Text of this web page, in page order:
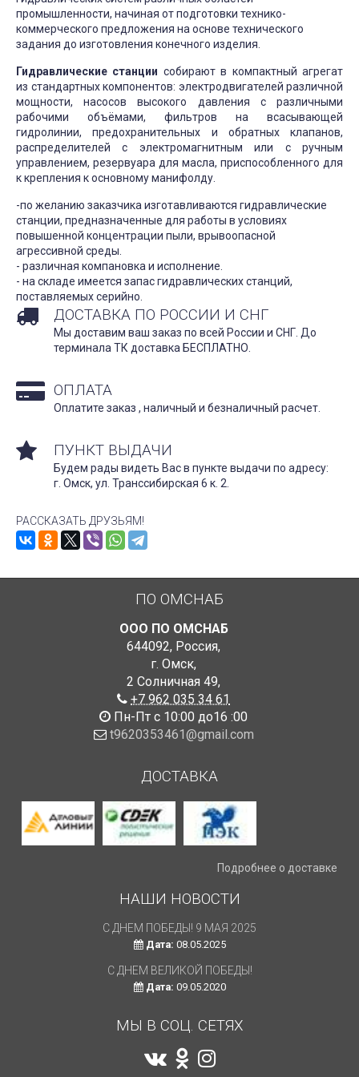
промышленности, начиная от подготовки технико-
коммерческого предложения на основе технического
задания до изготовления конечного изделия.
Гидравлические станции собирают в компактный агрегат
из стандартных компонентов: электродвигателей различной
мощности, насосов высокого давления с различными
рабочими объёмами, фильтров на всасывающей
гидролинии, предохранительных и обратных клапанов,
распределителей с электромагнитным или с ручным
управлением, резервуара для масла, приспособленного для
к крепления к основному манифолду.
-по желанию заказчика изготавливаются гидравлические
станции, предназначенные для работы в условиях
повышенной концентрации пыли, врывоопасной
агрессивной среды.
- различная компановка и исполнение.
- на складе имеется запас гидравлических станций,
поставляемых серийно.
ДОСТАВКА ПО РОССИИ И СНГ
Мы доставим ваш заказ по всей России и СНГ. До
терминала ТК доставка БЕСПЛАТНО.
ОПЛАТА
Оплатите заказ , наличный и безналичный расчет.
ПУНКТ ВЫДАЧИ
Будем рады видеть Вас в пункте выдачи по адресу:
г. Омск, ул. Транссибирская 6 к. 2.
РАССКАЗАТЬ ДРУЗЬЯМ!
ПО ОМСНАБ
ООО ПО ОМСНАБ
644092, Россия,
г. Омск,
2 Солничная 49,
+7 962 035 34 61
Пн-Пт с 10:00 до16 :00
t9620353461@gmail.com
ДОСТАВКА
Подробнее о доставке
НАШИ НОВОСТИ
С ДНЕМ ПОБЕДЫ! 9 МАЯ 2025
Дата: 08.05.2025
С ДНЕМ ВЕЛИКОЙ ПОБЕДЫ!
Дата: 09.05.2020
МЫ В СОЦ. СЕТЯХ